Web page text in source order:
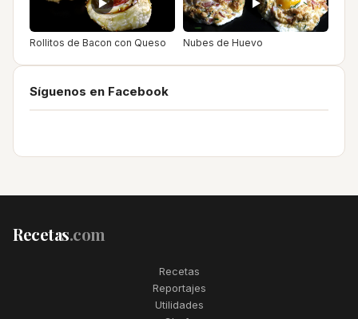
Rollitos de Bacon con Queso Nubes de Huevo
Síguenos en Facebook
Recetas.com
Recetas
Reportajes
Utilidades